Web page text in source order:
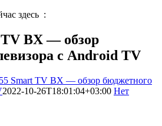
здесь :
BX — обзор
с Android TV
Smart TV BX — обзор бюджетного
2022-10-26T18:01:04+03:00 Нет